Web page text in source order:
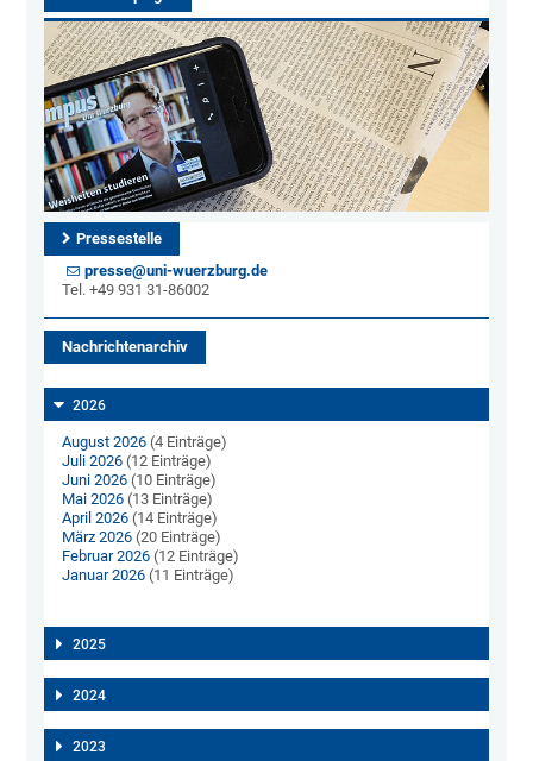
Pressestelle
presse@uni-wuerzburg.de
Tel. +49 931 31-86002
Nachrichtenarchiv
2026
August 2026 (4 Einträge)
Juli 2026 (12 Einträge)
Juni 2026 (10 Einträge)
Mai 2026 (13 Einträge)
April 2026 (14 Einträge)
März 2026 (20 Einträge)
Februar 2026 (12 Einträge)
Januar 2026 (11 Einträge)
2025
2024
2023